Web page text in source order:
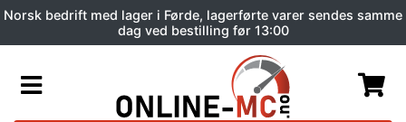
Norsk bedrift med lager i Førde, lagerførte varer sendes samme
dag ved bestilling før 13:00